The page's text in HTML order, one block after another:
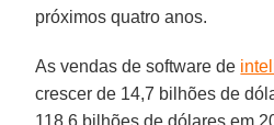
próximos quatro anos.
As vendas de software de
crescer de 14,7 bilhões de
118,6 bilhões de dólares em